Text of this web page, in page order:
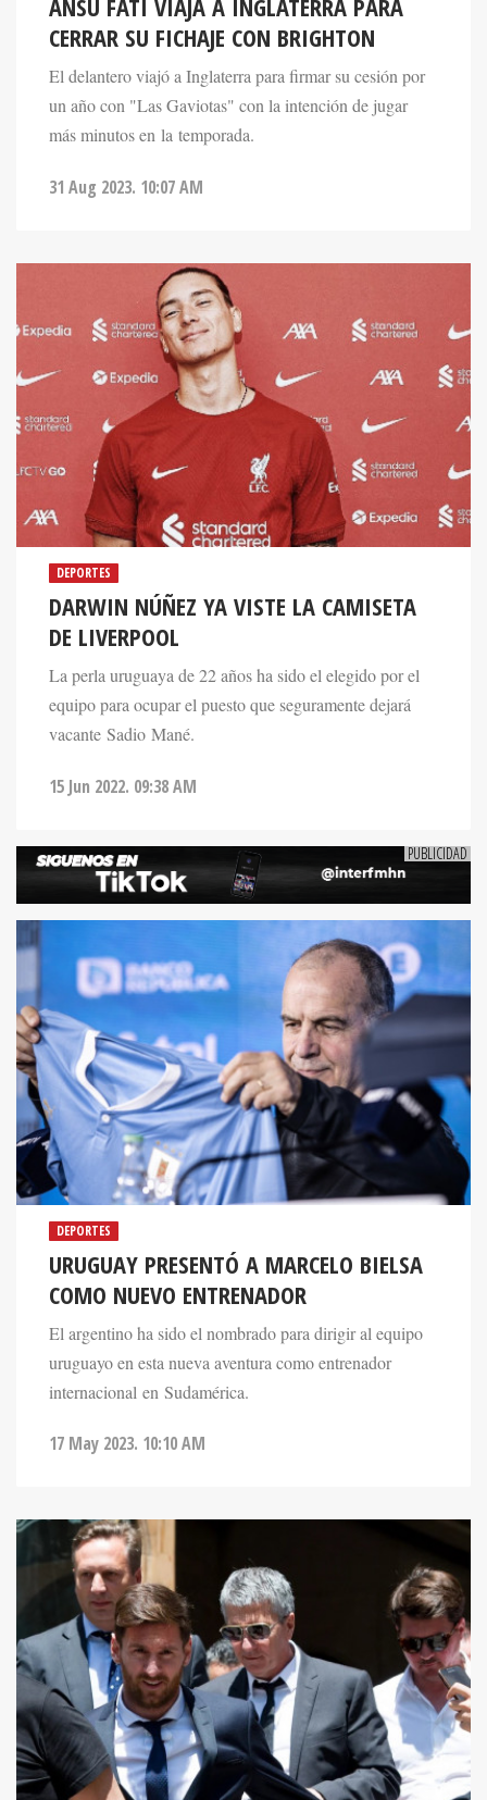
ANSU FATI VIAJA A INGLATERRA PARA
CERRAR SU FICHAJE CON BRIGHTON
El delantero viajó a Inglaterra para firmar su cesión por
un año con "Las Gaviotas" con la intención de jugar
más minutos en la temporada.
31 Aug 2023. 10:07 AM
DEPORTES
DARWIN NÚÑEZ YA VISTE LA CAMISETA
DE LIVERPOOL
La perla uruguaya de 22 años ha sido el elegido por el
equipo para ocupar el puesto que seguramente dejará
vacante Sadio Mané.
15 Jun 2022. 09:38 AM
DEPORTES
URUGUAY PRESENTÓ A MARCELO BIELSA
COMO NUEVO ENTRENADOR
El argentino ha sido el nombrado para dirigir al equipo
uruguayo en esta nueva aventura como entrenador
internacional en Sudamérica.